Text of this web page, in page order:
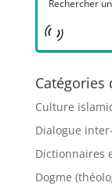
Catégories
Culture
Dialogue
Dictionnaires
Dogme